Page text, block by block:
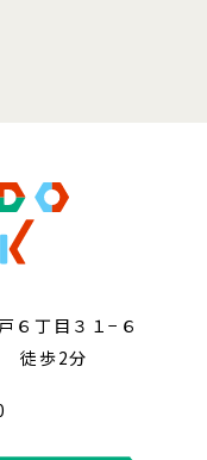
丁目３１−６
徒歩2分